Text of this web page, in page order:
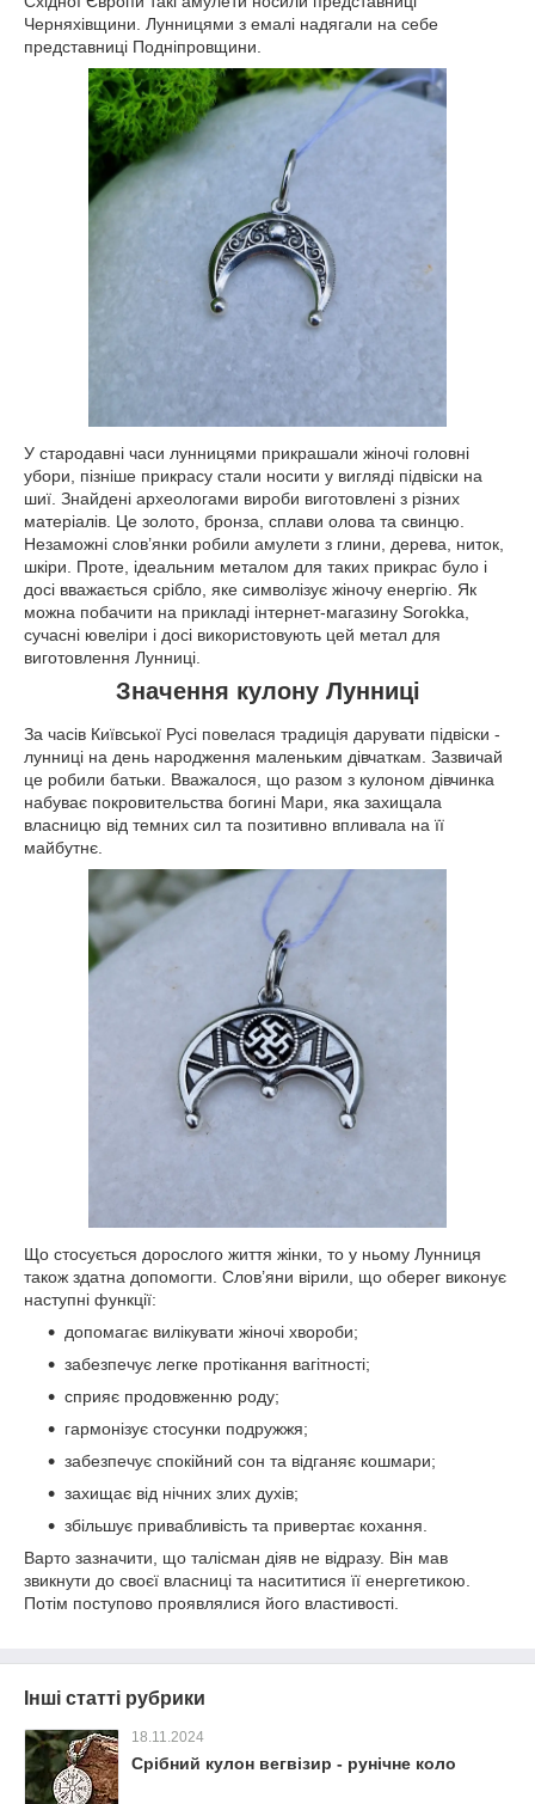
Черняхівщини. Лунницями з емалі надягали на себе
представниці Подніпровщини.
У стародавні часи лунницями прикрашали жіночі головні
убори, пізніше прикрасу стали носити у вигляді підвіски на
шиї. Знайдені археологами вироби виготовлені з різних
матеріалів. Це золото, бронза, сплави олова та свинцю.
Незаможні слов’янки робили амулети з глини, дерева, ниток,
шкіри. Проте, ідеальним металом для таких прикрас було і
досі вважається срібло, яке символізує жіночу енергію. Як
можна побачити на прикладі інтернет-магазину Sorokka,
сучасні ювеліри і досі використовують цей метал для
виготовлення Лунниці.
Значення кулону Лунниці
За часів Київської Русі повелася традиція дарувати підвіски -
лунниці на день народження маленьким дівчаткам. Зазвичай
це робили батьки. Вважалося, що разом з кулоном дівчинка
набуває покровительства богині Мари, яка захищала
власницю від темних сил та позитивно впливала на її
майбутнє.
Що стосується дорослого життя жінки, то у ньому Лунниця
також здатна допомогти. Слов’яни вірили, що оберег виконує
наступні функції:
допомагає вилікувати жіночі хвороби;
забезпечує легке протікання вагітності;
сприяє продовженню роду;
гармонізує стосунки подружжя;
забезпечує спокійний сон та відганяє кошмари;
захищає від нічних злих духів;
збільшує привабливість та привертає кохання.
Варто зазначити, що талісман діяв не відразу. Він мав
звикнути до своєї власниці та насититися її енергетикою.
Потім поступово проявлялися його властивості.
Інші статті рубрики
18.11.2024
Срібний кулон вегвізир - рунічне коло